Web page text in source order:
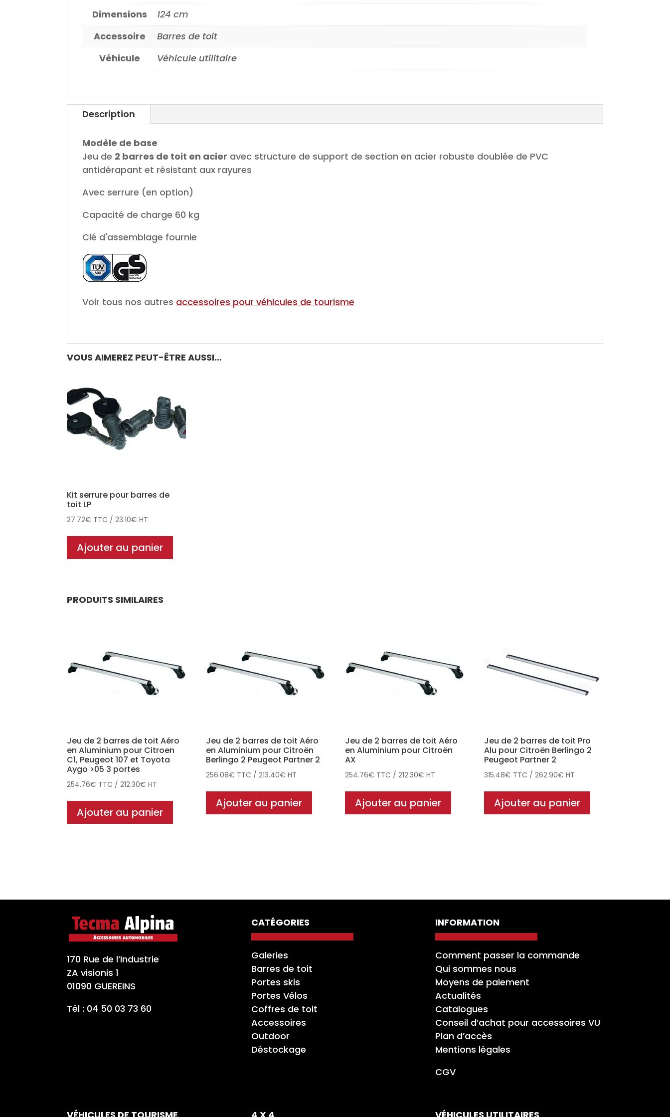
longitudinale
Dimensions
124 cm
Accessoire
Barres de toit
Véhicule
Véhicule utilitaire
Description
Modèle de base
Jeu de 2 barres de toit en acier avec structure de support de section en acier robuste doublée de PVC
antidérapant et résistant aux rayures
Avec serrure (en option)
Capacité de charge 60 kg
Clé d'assemblage fournie
Voir tous nos autres accessoires pour véhicules de tourisme
VOUS AIMEREZ PEUT-ÊTRE AUSSI…
Kit serrure pour barres de
toit LP
27.72€ TTC /23.10€ HT
Ajouter au panier
PRODUITS SIMILAIRES
Jeu de 2 barres de toit Aéro
en Aluminium pour Citroen
C1, Peugeot 107 et Toyota
Aygo >05 3 portes
254.76€ TTC /212.30€ HT
Ajouter au panier
Jeu de 2 barres de toit Aéro
en Aluminium pour Citroën
Berlingo 2 Peugeot Partner 2
256.08€ TTC /213.40€ HT
Ajouter au panier
Jeu de 2 barres de toit Aéro
en Aluminium pour Citroën
AX
254.76€ TTC /212.30€ HT
Ajouter au panier
Jeu de 2 barres de toit Pro
Alu pour Citroën Berlingo 2
Peugeot Partner 2
315.48€ TTC /262.90€ HT
Ajouter au panier
170 Rue de l’Industrie
ZA visionis 1
01090 GUEREINS
Tél : 04 50 03 73 60
CATÉGORIES
Galeries
Barres de toit
Portes skis
Portes Vélos
Coffres de toit
Accessoires
Outdoor
Déstockage
INFORMATION
Comment passer la commande
Qui sommes nous
Moyens de paiement
Actualités
Catalogues
Conseil d’achat pour accessoires VU
Plan d’accès
Mentions légales
CGV